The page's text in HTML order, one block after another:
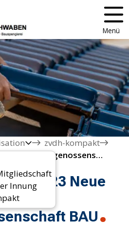
Menü
Innung
zvdh-kompakt
18/2023 Neue Angebote der Berufsgenossenschaft BAU
18/2023 Neue
BAU